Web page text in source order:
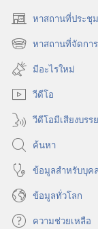
หาสถานที่ประชุม
(เปิด
หน้าต่างหาสถานที่จัดกา
(เปิด
หน้าต่าง
ใหม่)
มีอะไรใหม่
วีดีโอ
วีดีโอมีเสียงบรร
ค้นหา
ข้อมูล​สำหรับ​บุค
ข้อมูล​ทั่ว​โลก
ความช่วยเหลือ